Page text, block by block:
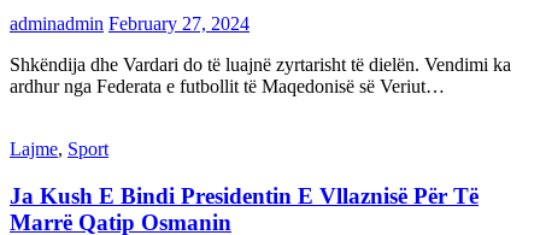
adminadmin February 27, 2024
Shkëndija dhe Vardari do të luajnë zyrtarisht të dielën. Vendimi ka
ardhur nga Federata e futbollit të Maqedonisë së Veriut…
Lajme, Sport
Ja Kush E Bindi Presidentin E Vllaznisë Për Të
Marrë Qatip Osmanin